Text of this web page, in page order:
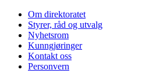
Om direktoratet
Styrer, råd og utvalg
Nyhetsrom
Kunngjøringer
Kontakt oss
Personvern